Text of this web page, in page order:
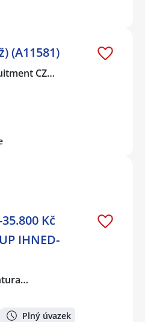
(A11581)
CZ…
Kč
IHNED-
Plný úvazek